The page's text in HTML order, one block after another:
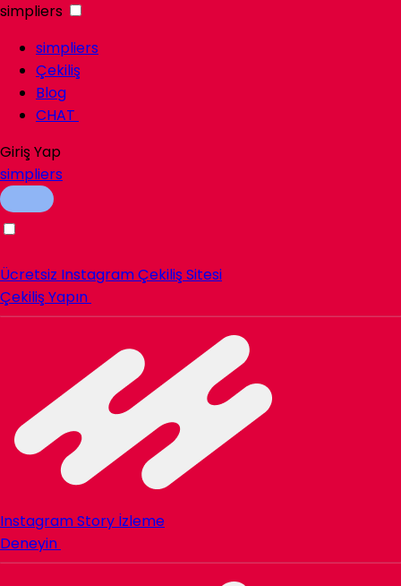
simpliers
simpliers
Çekiliş
Blog
CHAT
Giriş Yap
simpliers
Ücretsiz Instagram Çekiliş Sitesi
Çekiliş Yapın
Instagram Story İzleme
Deneyin